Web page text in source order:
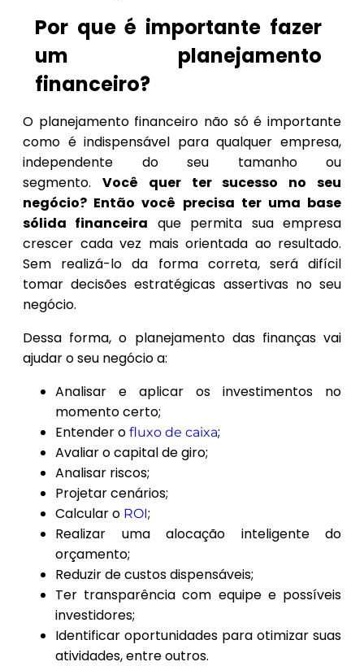
Por que é importante fazer
um planejamento
financeiro?
O planejamento financeiro não só é importante
como é indispensável para qualquer empresa,
independente do seu tamanho ou
segmento. Você quer ter sucesso no seu
negócio? Então você precisa ter uma base
sólida financeira que permita sua empresa
crescer cada vez mais orientada ao resultado.
Sem realizá-lo da forma correta, será difícil
tomar decisões estratégicas assertivas no seu
negócio.
Dessa forma, o planejamento das finanças vai
ajudar o seu negócio a:
Analisar e aplicar os investimentos no
momento certo;
Entender o fluxo de caixa;
Avaliar o capital de giro;
Analisar riscos;
Projetar cenários;
Calcular o ROI;
Realizar uma alocação inteligente do
orçamento;
Reduzir de custos dispensáveis;
Ter transparência com equipe e possíveis
investidores;
Identificar oportunidades para otimizar suas
atividades, entre outros.